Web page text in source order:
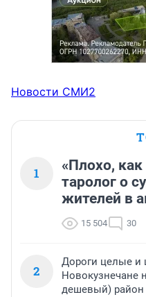
Новости СМИ2
1
«Плохо, как
таролог о
жителей в
15 504 30
2
Дороги целые
Новокузнечане
дешевый) район